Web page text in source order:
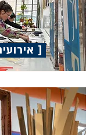
[ אירועים וקבוצות ]